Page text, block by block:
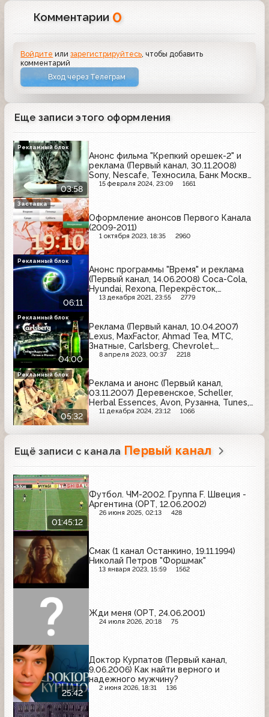
Комментарии 0
Войдите илизарегистрируйтесь , чтобы добавить
комментарий
Вход через Телеграм
Еще записи этого оформления
03:58
Анонс фильма "Крепкий орешек-2" и
реклама (Первый канал, 30.11.2008)
Sony, Nescafe, Техносила, Банк Москвы,
МТС, Whiskas, Quelle, Комильфо, Ford
15 февраля 2024, 23:09 1661
Рекламный блок
Оформление анонсов Первого Канала
(2009-2011)
1 октября 2023, 18:35 2960
Заставка
06:11
Анонс программы "Время" и реклама
(Первый канал, 14.06.2008) Coca-Cola,
Hyundai, Rexona, Перекрёсток,
Очаково, Akai, Red Cross, Bort, Sealex,
13 декабря 2021, 23:55 2779
Рекламный блок
04:00
Реклама (Первый канал, 10.04.2007)
Lexus, MaxFactor, Ahmad Tea, МТС,
Знатные, Carlsberg, Chevrolet,
Head&Shoulders, Клинское, Быстров
8 апреля 2023, 00:37 2218
Рекламный блок
05:32
Реклама и анонс (Первый канал,
03.11.2007) Деревенское, Scheller,
Herbal Essences, Avon, Рузанна, Tunes,
ВТБ24, Септолете, MaxFactor, Persil,
11 декабря 2024, 23:12 1066
Рекламный блок
Ещё записи с канала Первый канал
01:45:12
Футбол. ЧМ-2002. Группа F. Швеция -
Аргентина (ОРТ, 12.06.2002)
26 июня 2025, 02:13 428
Смак (1 канал Останкино, 19.11.1994)
Николай Петров "Форшмак"
13 января 2023, 15:59 1562
Жди меня (ОРТ, 24.06.2001)
24 июля 2026, 20:18 75
25:42
Доктор Курпатов (Первый канал,
9.06.2006) Как найти верного и
надежного мужчину?
2 июня 2026, 18:31 136